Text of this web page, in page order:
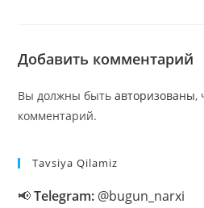
Добавить комментарий
Вы должны бытьавторизованы,
комментарий.
Tavsiya Qilamiz
📢Telegram: @bugun_narxi